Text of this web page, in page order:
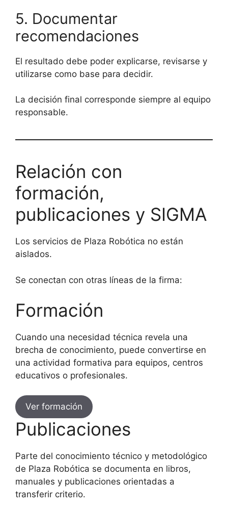
5. Documentar
recomendaciones
El resultado debe poder explicarse, revisarse y
utilizarse como base para decidir.
La decisión final corresponde siempre al equipo
responsable.
Relación con
formación,
publicaciones y SIGMA
Los servicios de Plaza Robótica no están
aislados.
Se conectan con otras líneas de la firma:
Formación
Cuando una necesidad técnica revela una
brecha de conocimiento, puede convertirse en
una actividad formativa para equipos, centros
educativos o profesionales.
Ver formación
Publicaciones
Parte del conocimiento técnico y metodológico
de Plaza Robótica se documenta en libros,
manuales y publicaciones orientadas a
transferir criterio.